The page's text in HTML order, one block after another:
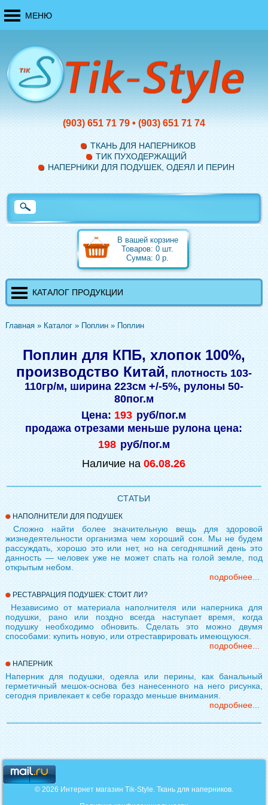
МЕНЮ
(903) 651 71 79 • (903) 651 71 74
ТКАНЬ ДЛЯ НАПЕРНИКОВ
ТИК ПУХОДЕРЖАЩИЙ
НАПЕРНИКИ ДЛЯ ПОДУШЕК, ОДЕЯЛ И ПЕРИН
В вашей корзине
Товаров:0 шт.
Сумма:0 р.
КАТАЛОГ ПРОДУКЦИИ
Главная» Каталог» Поплин» Поплин
Поплин для КПБ, хлопок 100%,
производство Китай, плотность 103-
110гр/м, ширина 223см +/-5%, рулоны 50-
80пог.м
Цена: 193 руб/пог.м
продажа отрезами меньше рулона цена:
198 руб/пог.м
Наличие на06.08.26
СТАТЬИ
НАПОЛНИТЕЛИ ДЛЯ ПОДУШЕК
Сложно найти более значительную вещь для здоровой
жизнедеятельности организма чем хороший сон. Мы не будем
рассуждать, хорошо это или нет, но на сегодняшний день это
данность — человек уже не может спать на голой земле, под
открытым небом.
подробнее...
РЕСТАВРАЦИЯ ПОДУШЕК: СТОИТ ЛИ?
Независимо от материала наполнителя или наперника для
подушки, рано или поздно всегда наступает время, когда
подушку необходимо обновить. Сделать это можно двумя
способами: купить новую, или отреставрировать имеющуюся.
подробнее...
НАПЕРНИК
Наперник для подушки, одеяла или перины, как банальный
герметичный мешок-основа без нанесенного на него рисунка,
сегодня привлекает к себе гораздо меньше внимания.
подробнее...
© 2026 Интернет магазин Tik-Style. Ткань для наперников.